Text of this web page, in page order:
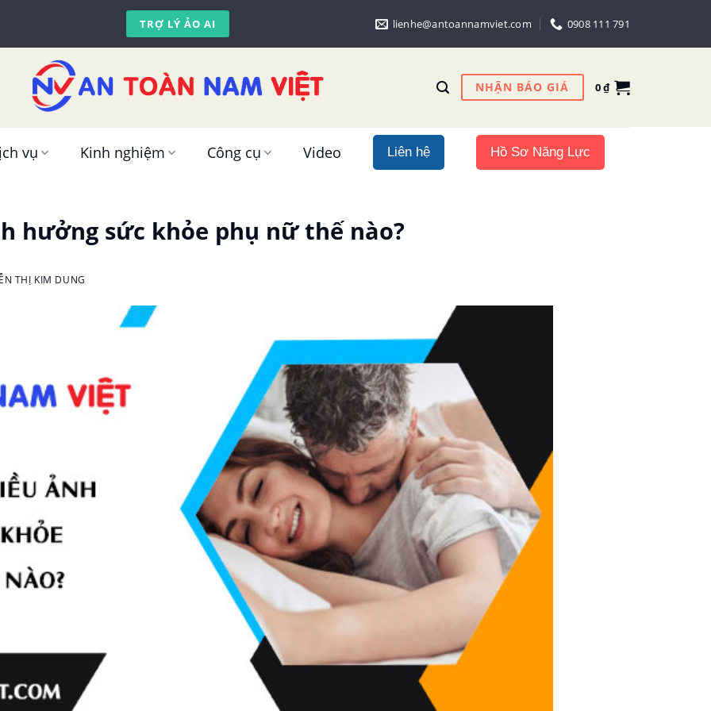
TRỢ LÝ ẢO AI lienhe@antoannamviet.com 0908 111 791
NHẬN BÁO GIÁ 0₫
vụ Kinh nghiệm Công cụ Video Liên hệ Hồ Sơ Năng Lực
hưởng sức khỏe phụ nữ thế nào?
THỊ KIM DUNG